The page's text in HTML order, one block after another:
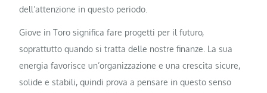
dell’attenzione in questo periodo.
Giove in Toro significa fare progetti per il futuro,
soprattutto quando si tratta delle nostre finanze. La sua
energia favorisce un’organizzazione e una crescita sicure,
solide e stabili, quindi prova a pensare in questo senso